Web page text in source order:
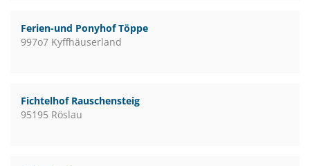
Ferien-und Ponyhof Töppe
997o7 Kyffhäuserland
Fichtelhof Rauschensteig
95195 Röslau